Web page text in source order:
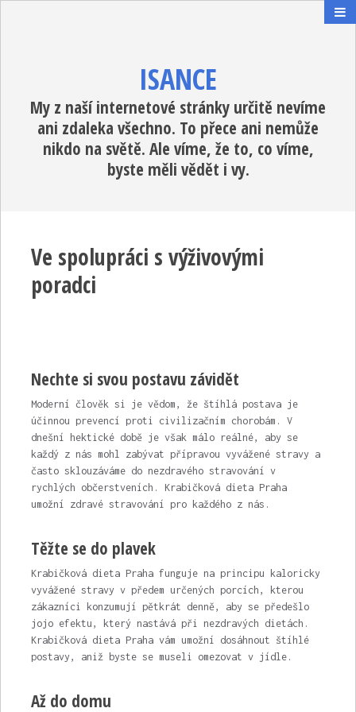
ISANCE
My z naší internetové stránky určitě nevíme
ani zdaleka všechno. To přece ani nemůže
nikdo na světě. Ale víme, že to, co víme,
byste měli vědět i vy.
Ve spolupráci s výživovými
poradci
Nechte si svou postavu závidět
Moderní člověk si je vědom, že štíhlá postava je
účinnou prevencí proti civilizačním chorobám. V
dnešní hektické době je však málo reálné, aby se
každý z nás mohl zabývat přípravou vyvážené stravy a
často sklouzáváme do nezdravého stravování v
rychlých občerstveních. Krabičková dieta Praha
umožní zdravé stravování pro každého z nás.
Těžte se do plavek
Krabičková dieta Prahafunguje na principu kaloricky
vyvážené stravy v předem určených porcích, kterou
zákazníci konzumují pětkrát denně, aby se předešlo
jojo efektu, který nastává při nezdravých dietách.
Krabičková dieta Praha vám umožní dosáhnout štíhlé
postavy, aniž byste se museli omezovat v jídle.
Až do domu